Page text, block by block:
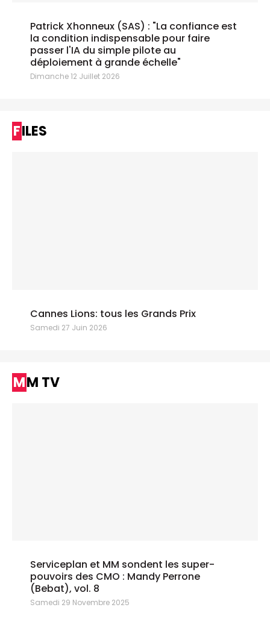
Patrick Xhonneux (SAS) : "La confiance est
la condition indispensable pour faire
passer l'IA du simple pilote au
déploiement à grande échelle"
Dimanche 12 Juillet 2026
FILES
Cannes Lions: tous les Grands Prix
Samedi 27 Juin 2026
MM TV
Serviceplan et MM sondent les super-
pouvoirs des CMO : Mandy Perrone
(Bebat), vol. 8
Samedi 29 Novembre 2025